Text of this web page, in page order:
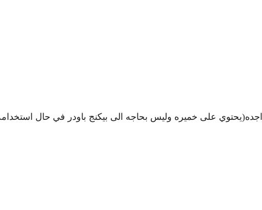
علی خميره وليس بحاجه الی بيكنج باودر في حال